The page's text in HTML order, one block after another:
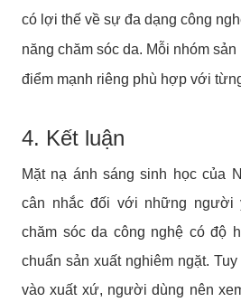
có lợi thế về sự đa dạng công
năng chăm sóc da. Mỗi nhóm
điểm mạnh riêng phù hợp với
4. Kết luận
Mặt nạ ánh sáng sinh học của
cân nhắc đối với những người
chăm sóc da công nghệ có độ
chuẩn sản xuất nghiêm ngặt.
vào xuất xứ, người dùng nên